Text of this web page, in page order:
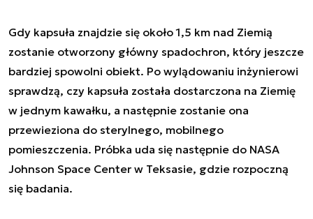
Gdy kapsuła znajdzie się około 1,5 km nad Ziemią
zostanie otworzony główny spadochron, który jeszcze
bardziej spowolni obiekt. Po wylądowaniu inżynierowi
sprawdzą, czy kapsuła została dostarczona na Ziemię
w jednym kawałku, a następnie zostanie ona
przewieziona do sterylnego, mobilnego
pomieszczenia. Próbka uda się następnie do NASA
Johnson Space Center w Teksasie, gdzie rozpoczną
się badania.